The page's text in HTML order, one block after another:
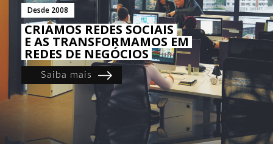
Desde 2008
CRIAMOS REDES SOCIAIS
E AS TRANSFORMAMOS EM
REDES DE NEGÓCIOS
Saiba mais